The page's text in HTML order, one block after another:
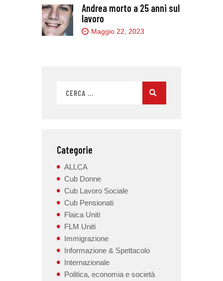
Andrea morto a 25 anni sul
lavoro
Maggio 22, 2023
Categorie
ALLCA
Cub Donne
Cub Lavoro Sociale
Cub Pensionati
Flaica Uniti
FLM Uniti
Immigrazione
Informazione & Spettacolo
Internazionale
Politica, economia e società